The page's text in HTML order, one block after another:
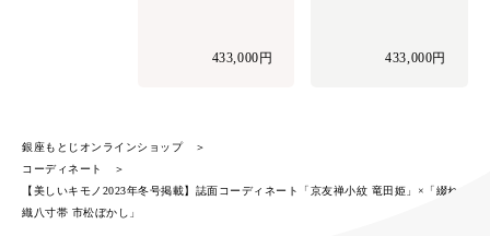
433,000円 433,000円
銀座もとじオンラインショップ
コーディネート
【美しいキモノ2023年冬号掲載】誌面コーディネート「京友禅小紋 竜田姫」×「綴れ
織八寸帯 市松ぼかし」